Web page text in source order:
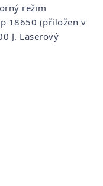
režim
18650 (přiložen v
J. Laserový